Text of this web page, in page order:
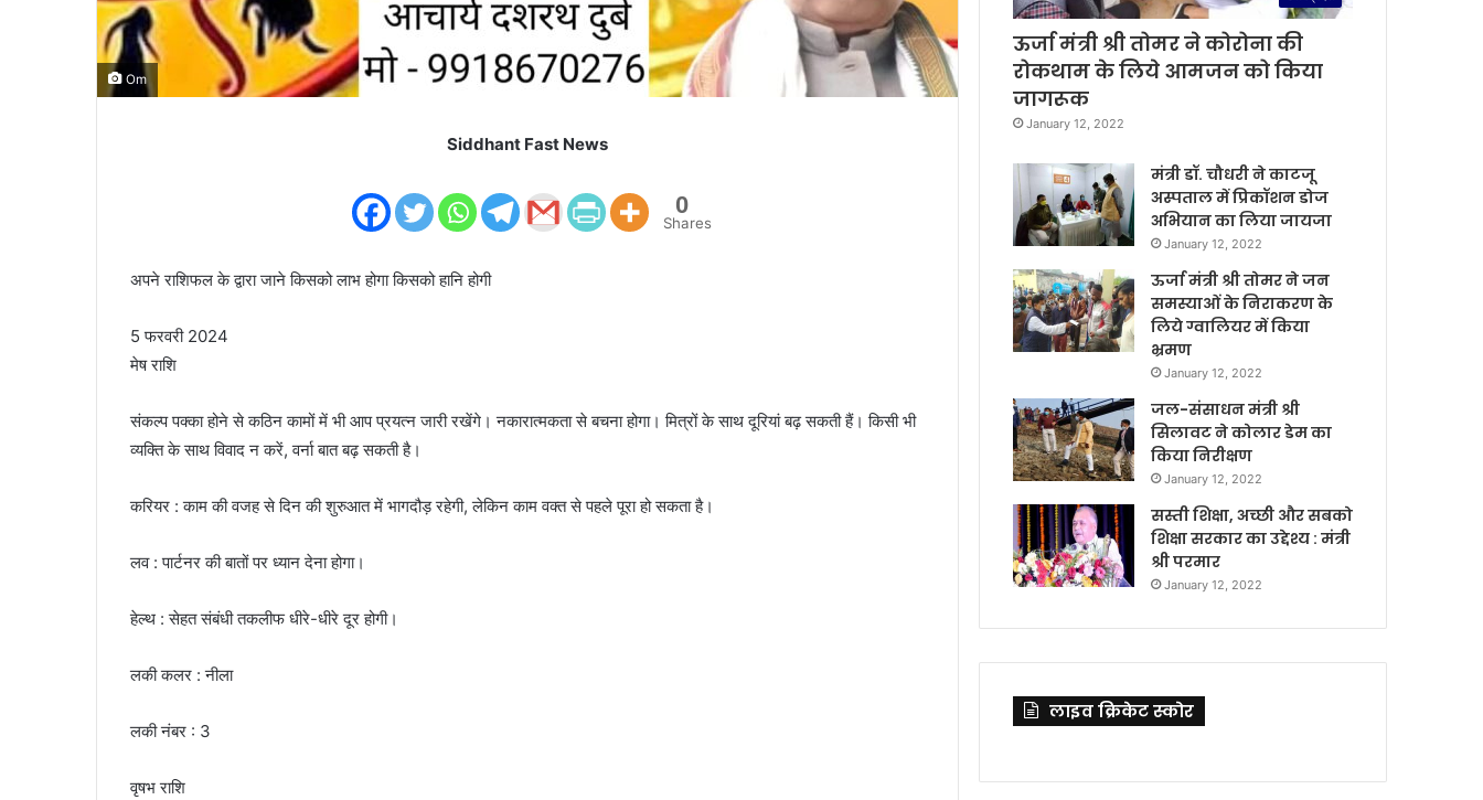
Om
Siddhant Fast News
0
Shares
अपने राशिफल के द्वारा जाने किसको लाभ होगा किसको हानि होगी
5 फरवरी 2024
मेष राशि
संकल्प पक्का होने से कठिन कामों में भी आप प्रयत्न जारी रखेंगे। नकारात्मकता से बचना होगा। मित्रों के साथ दूरियां बढ़ सकती हैं। किसी भी
व्यक्ति के साथ विवाद न करें, वर्ना बात बढ़ सकती है।
करियर : काम की वजह से दिन की शुरुआत में भागदौड़ रहेगी, लेकिन काम वक्त से पहले पूरा हो सकता है।
लव : पार्टनर की बातों पर ध्यान देना होगा।
हेल्थ : सेहत संबंधी तकलीफ धीरे-धीरे दूर होगी।
लकी कलर : नीला
लकी नंबर : 3
वृषभ राशि
ऊर्जा मंत्री श्री तोमर ने कोरोना की
रोकथाम के लिये आमजन को किया
जागरूक
January 12, 2022
मंत्री डॉ. चौधरी ने काटजू
अस्पताल में प्रिकॉशन डोज
अभियान का लिया जायजा
January 12, 2022
ऊर्जा मंत्री श्री तोमर ने जन
समस्याओं के निराकरण के
लिये ग्वालियर में किया
भ्रमण
January 12, 2022
जल-संसाधन मंत्री श्री
सिलावट ने कोलार डेम का
किया निरीक्षण
January 12, 2022
सस्ती शिक्षा, अच्छी और सबको
शिक्षा सरकार का उद्देश्य : मंत्री
श्री परमार
January 12, 2022
लाइव क्रिकेट स्कोर